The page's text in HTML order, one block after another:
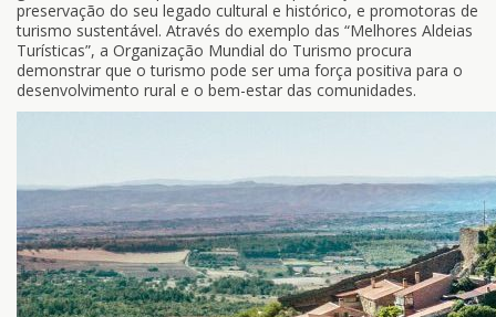
preservação do seu legado cultural e histórico, e promotoras de
turismo sustentável. Através do exemplo das “Melhores Aldeias
Turísticas”, a Organização Mundial do Turismo procura
demonstrar que o turismo pode ser uma força positiva para o
desenvolvimento rural e o bem-estar das comunidades.